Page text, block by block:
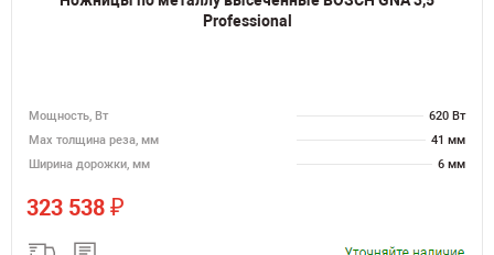
Professional
Мощность, Вт
620 Вт
Мах толщина реза, мм
41 мм
Ширина дорожки, мм
6 мм
323 538 ₽